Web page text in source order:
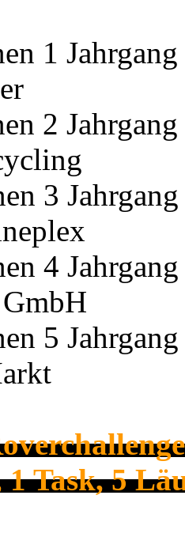
1
2
3
4
5
Task, 5